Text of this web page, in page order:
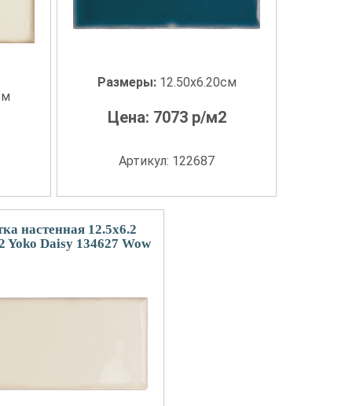
Размеры: 12.50x6.20см
Цена: 7073р/м2
Артикул: 122687
настенная 12.5x6.2
Yoko Daisy 134627 Wow